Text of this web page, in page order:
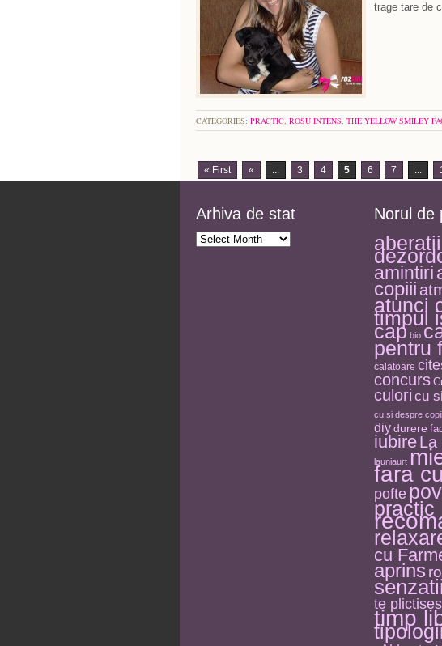
trage tare de
CATEGORIES: PRACTIC, ROSU INTENS, THE YELLOW SMILEY
« First « ... 3 4 5 6 7 ...
Arhiva de stat
Arhiva
de
Norul de
aberatii
amintiri
copiii
atunci
timpul
cap bio
pentru
calatoare
concurs
culori cu
cu si despre copii
diydurere
iubireLa
launiaurt
fara
pofte
practic
cu
aprins
te
timp